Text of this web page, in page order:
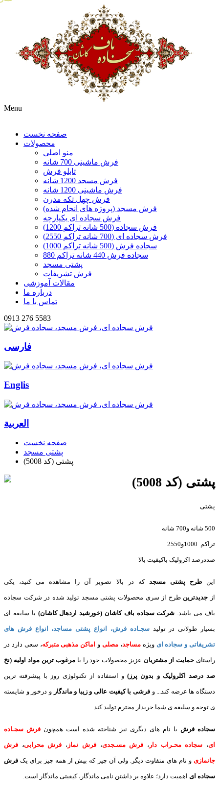
Menu
صفحه نخست
محصولات
منو اصلی
فرش ماشینی 700 شانه
تابلو فرش
فرش مسجد 1200 شانه
فرش ماشینی 1200 شانه
فرش چهل تکه مدرن
فرش مسجد (پروژه های انجام شده)
فرش سجاده ای یکپارچه
فرش سجاده (500 شانه تراکم 1200)
فرش سجاده ای (700 شانه تراکم 2550)
سجاده فرش (500 شانه تراکم 1000)
سجاده فرش 440 شانه تراکم 880
پشتی مسجد
فرش تشریفات
مقالات آموزشی
درباره ما
تماس با ما
0913 276 5583
فارسی
Englis
العربیة
صفحه نخست
پشتی مسجد
پشتی (کد 5008)
پشتی (کد 5008)
پشتی
500 شانه و700 شانه
تراکم 1000و2550
صددرصد اکرولیک باکیفیت بالا
اینطرح پشتی مسجد که در بالا تصویر آن را مشاهده می کنید، یکی
از جدیدترین طرح از سری محصولات پشتی مسجد تولید شده در شرکت سجاده
باف می باشد. شرکت سجاده باف کاشان (خورشید اردهال کاشان) با سابقه ای
بسیار طولانی در تولیدسجـاده فرش، انواع پشتی مساجد، انواع فرش های
تشریفاتی و سجاده ای ویژهمساجد،مصلی و اماکن مذهبی متبرکه، سعی دارد در
راستای حمایت از مشتریان عزیز محصولات خود را بامرغوب ترین مواد اولیه (نخ
صد درصد اکلرولیک و بدون پرز)و استفاده از تکنولوژی روز با پیشرفته ترین
دستگاه ها عرضه کند... وفرشی با کیفیت عالی و زیبا و ماندگار و درخور و شایسته
ی توجه و سلیقه ی شما خریدار محترم تولید کند.
سجاده فرش با نام های دیگری نیز شناخته شده است همچون فرش سجـاده
ای، سجاده محـراب دار ، فرش مسـجدی،فرش نماز ، فرش محرابی، فرش
جانمازی و نام های متفاوت دیگر. ولی آن چیز که بیش از همه چیز برای یک فرش
سجاده ای اهمیت دارد؛ علاوه بر داشتن نامی ماندگار، کیفیتی ماندگار است.